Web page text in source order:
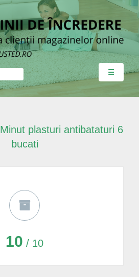
☰
Minut plasturi antibataturi 6
bucati
10 / 10